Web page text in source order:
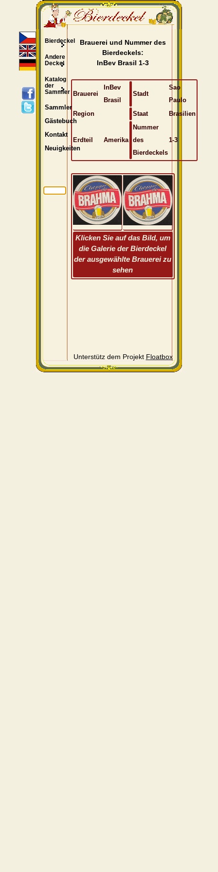
Brauerei und Nummer des
Bierdeckels:
InBev Brasil 1-3
Brauerei
InBev
Brasil
Stadt
Sao
Paulo
Region
Staat Brasilien
Erdteil Amerika
Nummer
des
Bierdeckels
1-3
Klicken Sie auf das Bild, um
die Galerie der Bierdeckel
der ausgewählte Brauerei zu
sehen
Unterstütz dem Projekt Floatbox
Bierdeckel
Andere
Deckel
Katalog
der
Sammler
Sammler
Gästebuch
Kontakt
Neuigkeiten